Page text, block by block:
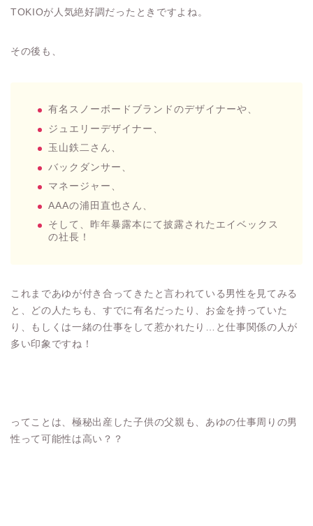
TOKIOが人気絶好調だったときですよね。
その後も、
有名スノーボードブランドのデザイナーや、
ジュエリーデザイナー、
玉山鉄二さん、
バックダンサー、
マネージャー、
AAAの浦田直也さん、
そして、昨年暴露本にて披露されたエイベックス
の社長！
これまであゆが付き合ってきたと言われている男性を見てみる
と、どの人たちも、すでに有名だったり、お金を持っていた
り、もしくは一緒の仕事をして惹かれたり…と仕事関係の人が
多い印象ですね！
ってことは、極秘出産した子供の父親も、あゆの仕事周りの男
性って可能性は高い？？